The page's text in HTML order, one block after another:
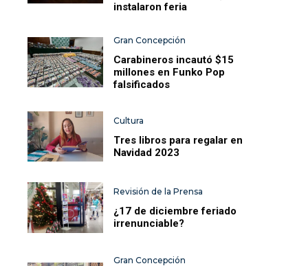
instalaron feria
Gran Concepción
Carabineros incautó $15
millones en Funko Pop
falsificados
Cultura
Tres libros para regalar en
Navidad 2023
Revisión de la Prensa
¿17 de diciembre feriado
irrenunciable?
Gran Concepción